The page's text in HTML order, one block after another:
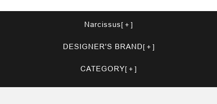
Narcissus
DESIGNER'S BRAND
CATEGORY